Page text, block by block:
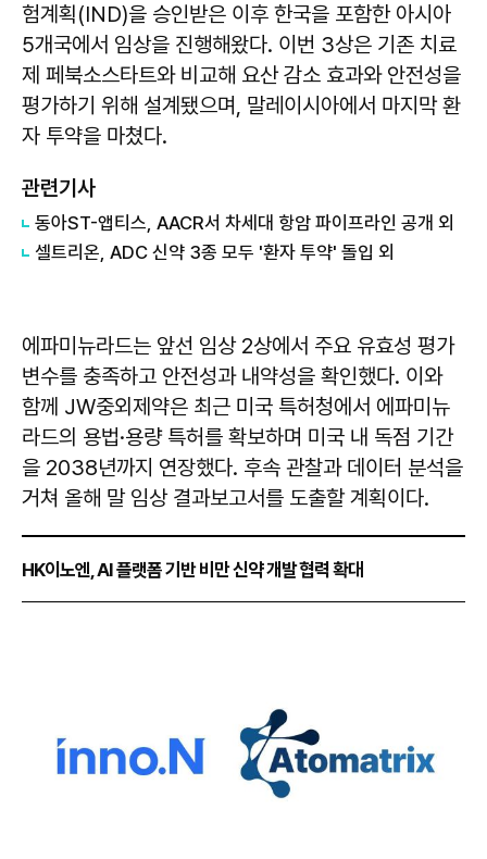
험계획(IND)을 승인받은 이후 한국을 포함한 아시아
5개국에서 임상을 진행해왔다. 이번 3상은 기존 치료
제 페북소스타트와 비교해 요산 감소 효과와 안전성을
평가하기 위해 설계됐으며, 말레이시아에서 마지막 환
자 투약을 마쳤다.
관련기사
동아ST-앱티스, AACR서 차세대 항암 파이프라인 공개 외
셀트리온, ADC 신약 3종 모두 '환자 투약' 돌입 외
에파미뉴라드는 앞선 임상 2상에서 주요 유효성 평가
변수를 충족하고 안전성과 내약성을 확인했다. 이와
함께 JW중외제약은 최근 미국 특허청에서 에파미뉴
라드의 용법·용량 특허를 확보하며 미국 내 독점 기간
을 2038년까지 연장했다. 후속 관찰과 데이터 분석을
거쳐 올해 말 임상 결과보고서를 도출할 계획이다.
HK이노엔, AI 플랫폼 기반 비만 신약 개발 협력 확대